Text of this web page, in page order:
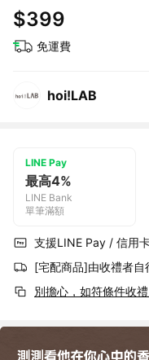
🎁
$399
免運費
hoi!LAB
LINE Pay
最高4%
LINE Bank
單筆滿額
支援LINE Pay / 信用
[宅配商品]由收禮者自
別擔心，如符條件收